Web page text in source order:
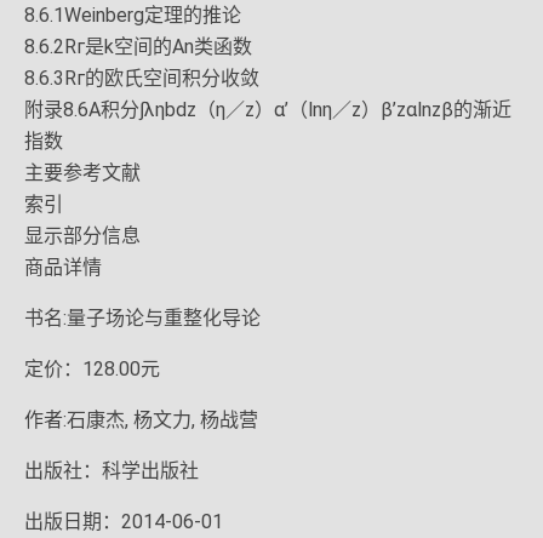
8.6.1Weinberg定理的推论
8.6.2Rг是k空间的An类函数
8.6.3Rг的欧氏空间积分收敛
附录8.6A积分∫ληbdz（η／z）α’（lnη／z）β’zαlnzβ的渐近
指数
主要参考文献
索引
显示部分信息
商品详情
书名:量子场论与重整化导论
定价：128.00元
作者:石康杰, 杨文力, 杨战营
出版社：科学出版社
出版日期：2014-06-01